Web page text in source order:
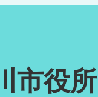
市役所